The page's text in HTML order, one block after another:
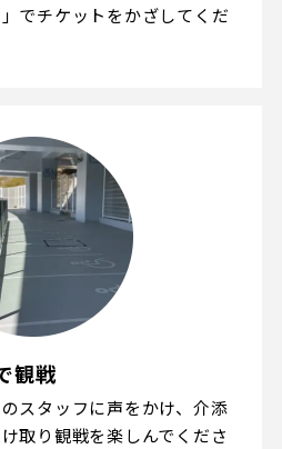
でチケットをかざしてくだ
観戦
スタッフに声をかけ、介添
取り観戦を楽しんでくださ